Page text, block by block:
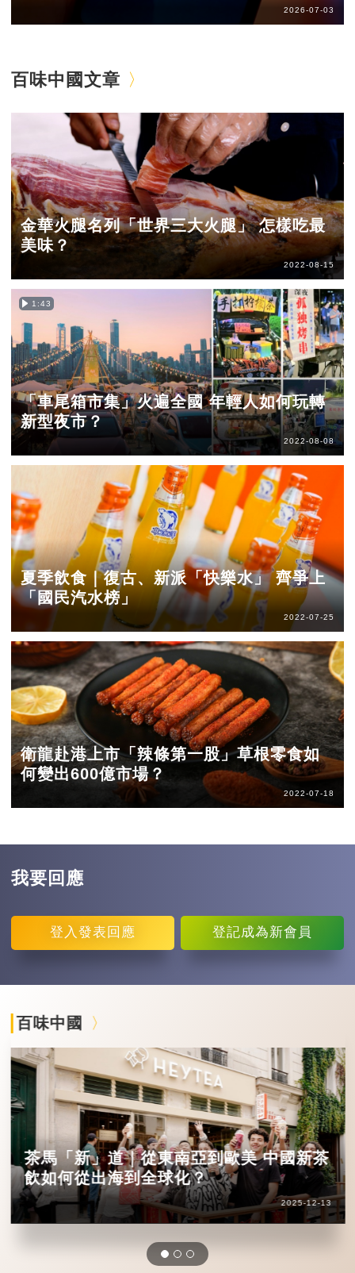
2026-07-03
百味中國文章
金華火腿名列「世界三大火腿」 怎樣吃最
美味？
2022-08-15
1:43
「車尾箱市集」火遍全國 年輕人如何玩轉
新型夜市？
2022-08-08
夏季飲食｜復古、新派「快樂水」 齊爭上
「國民汽水榜」
2022-07-25
衛龍赴港上市「辣條第一股」草根零食如
何變出600億市場？
2022-07-18
我要回應
登入 發表回應 登記成為新會員
百味中國
茶馬「新」道｜從東南亞到歐美 中國新茶
飲如何從出海到全球化？
2025-12-13